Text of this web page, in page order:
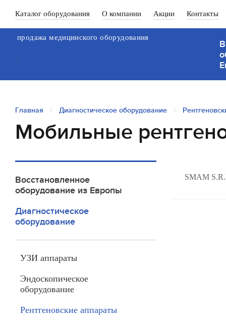
Каталог оборудования О компании Акции Контакты
продажа медицинского оборудования
`
Главная | Диагностическое оборудование |
Мобильные
Восстановленное
оборудование из Европы
Диагностическое
оборудование
УЗИ аппараты
Эндоскопическое
оборудование
Рентгеновские аппараты
SMAM